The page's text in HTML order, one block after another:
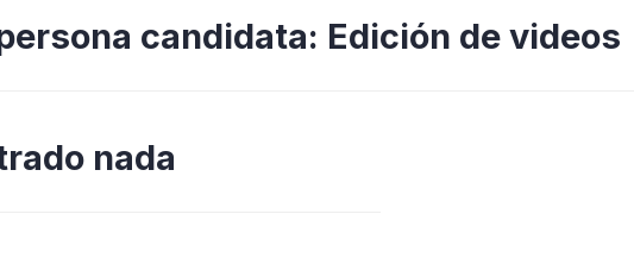
candidata: Edición de videos
nada